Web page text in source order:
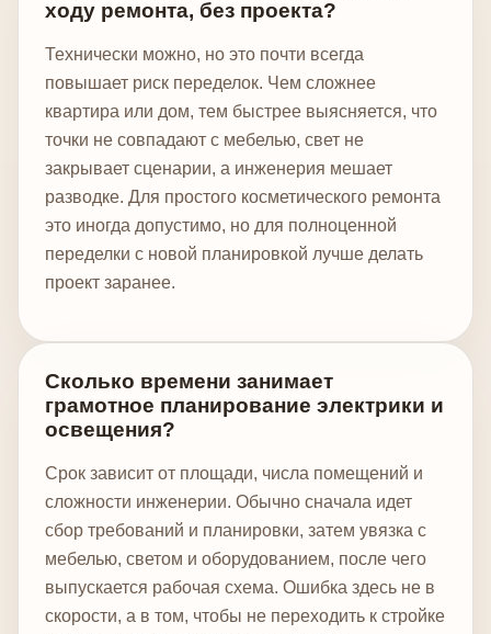
ходу ремонта, без проекта?
Технически можно, но это почти всегда
повышает риск переделок. Чем сложнее
квартира или дом, тем быстрее выясняется, что
точки не совпадают с мебелью, свет не
закрывает сценарии, а инженерия мешает
разводке. Для простого косметического ремонта
это иногда допустимо, но для полноценной
переделки с новой планировкой лучше делать
проект заранее.
Сколько времени занимает
грамотное планирование электрики и
освещения?
Срок зависит от площади, числа помещений и
сложности инженерии. Обычно сначала идет
сбор требований и планировки, затем увязка с
мебелью, светом и оборудованием, после чего
выпускается рабочая схема. Ошибка здесь не в
скорости, а в том, чтобы не переходить к стройке